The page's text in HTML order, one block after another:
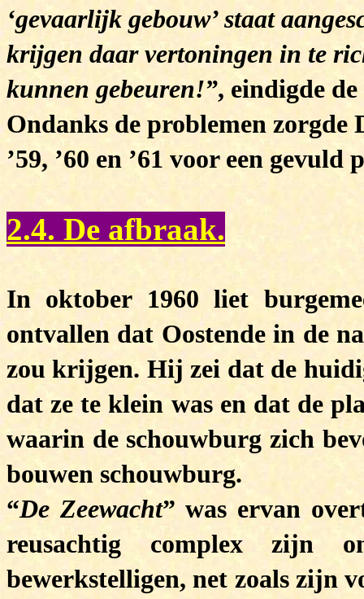
‘gevaarlijk gebouw’ staat
krijgen daar vertoningen in te
kunnen gebeuren!”, eindigde
Ondanks de problemen zorgde
’59, ’60 en ’61 voor een gevuld
2.4. De afbraak.
In oktober 1960 liet
ontvallen dat Oostende in de
zou krijgen. Hij zei dat de
dat ze te klein was en dat de
waarin de schouwburg zich
bouwen schouwburg.
“De Zeewacht” was ervan
reusachtig complex zijn
bewerkstelligen, net zoals zijn